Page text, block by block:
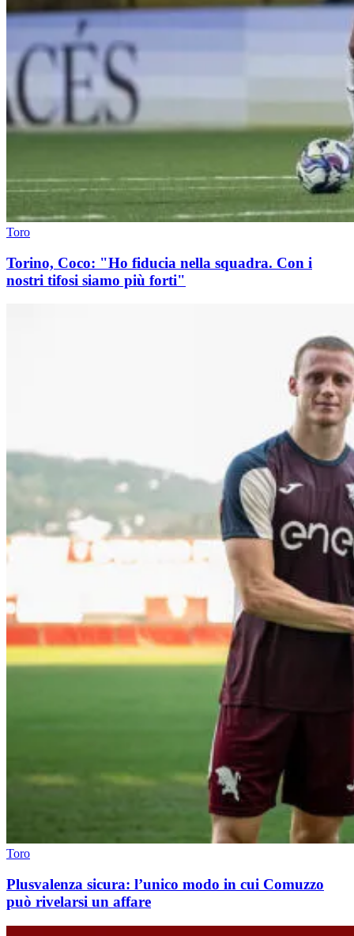
Toro
Torino, Coco: "Ho fiducia nella squadra. Con i
nostri tifosi siamo più forti"
Toro
Plusvalenza sicura: l’unico modo in cui Comuzzo
può rivelarsi un affare